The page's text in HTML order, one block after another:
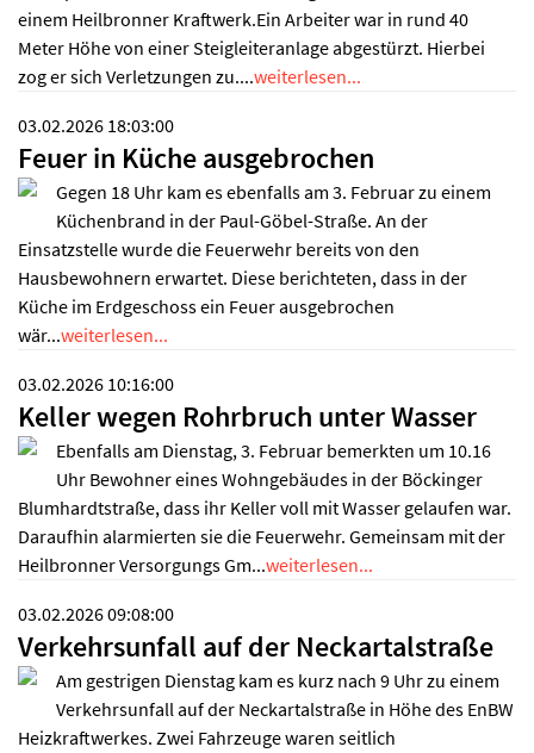
einem Heilbronner Kraftwerk.Ein Arbeiter war in rund 40
Meter Höhe von einer Steigleiteranlage abgestürzt. Hierbei
zog er sich Verletzungen zu....weiterlesen...
03.02.2026 18:03:00
Feuer in Küche ausgebrochen
Gegen 18 Uhr kam es ebenfalls am 3. Februar zu einem
Küchenbrand in der Paul-Göbel-Straße. An der
Einsatzstelle wurde die Feuerwehr bereits von den
Hausbewohnern erwartet. Diese berichteten, dass in der
Küche im Erdgeschoss ein Feuer ausgebrochen
wär...weiterlesen...
03.02.2026 10:16:00
Keller wegen Rohrbruch unter Wasser
Ebenfalls am Dienstag, 3. Februar bemerkten um 10.16
Uhr Bewohner eines Wohngebäudes in der Böckinger
Blumhardtstraße, dass ihr Keller voll mit Wasser gelaufen war.
Daraufhin alarmierten sie die Feuerwehr. Gemeinsam mit der
Heilbronner Versorgungs Gm...weiterlesen...
03.02.2026 09:08:00
Verkehrsunfall auf der Neckartalstraße
Am gestrigen Dienstag kam es kurz nach 9 Uhr zu einem
Verkehrsunfall auf der Neckartalstraße in Höhe des EnBW
Heizkraftwerkes. Zwei Fahrzeuge waren seitlich